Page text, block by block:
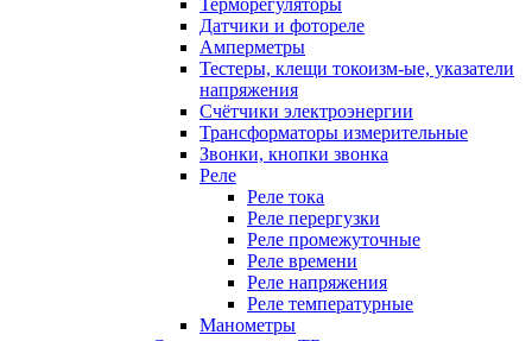
Терморегуляторы
Датчики и фотореле
Амперметры
Тестеры, клещи токоизм-ые, указатели
напряжения
Счётчики электроэнергии
Трансформаторы измерительные
Звонки, кнопки звонка
Реле
Реле тока
Реле перергузки
Реле промежуточные
Реле времени
Реле напряжения
Реле температурные
Манометры